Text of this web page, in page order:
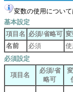
変数の使用について
基本設定
項目名 必須/省略可 変
名前
必須
必須設定
項目名
必須/省
略可